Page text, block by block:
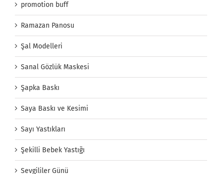
promotion buff
Ramazan Panosu
Şal Modelleri
Sanal Gözlük Maskesi
Şapka Baskı
Saya Baskı ve Kesimi
Sayı Yastıkları
Şekilli Bebek Yastığı
Sevgililer Günü